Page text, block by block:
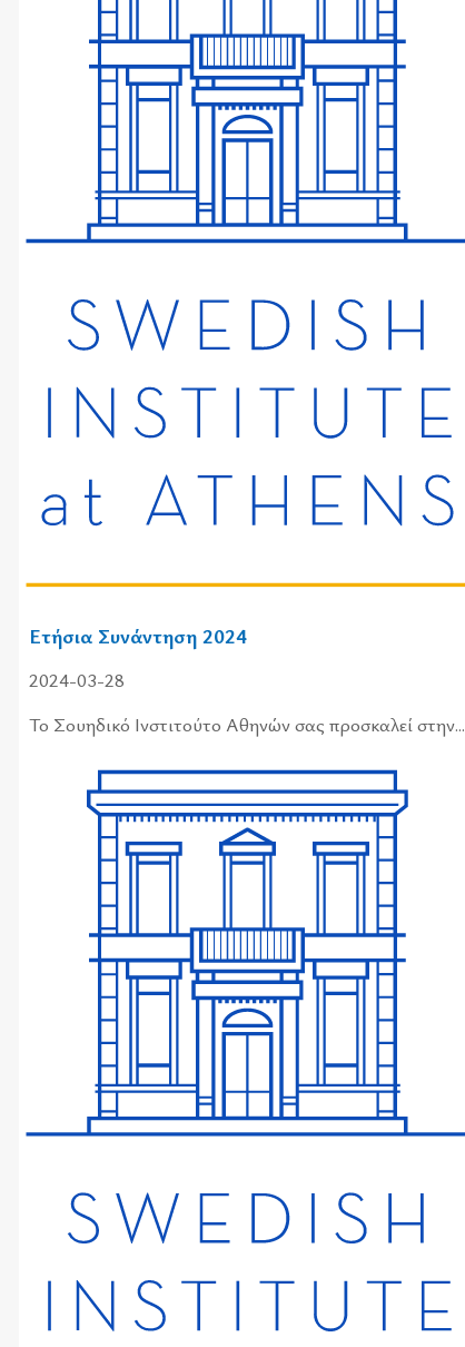
Ετήσια Συνάντηση 2024
2024-03-28
Το Σου­η­δι­κό Ινστι­τού­το Αθη­νών σας προ­σκα­λεί στην...